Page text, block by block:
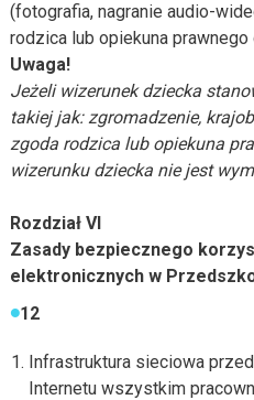
(fotografia, nagranie audio-
rodzica lub opiekuna prawnego
Uwaga!
Jeżeli wizerunek dziecka
takiej jak: zgromadzenie,
zgoda rodzica lub opiekuna
wizerunku dziecka nie jest
Rozdział VI
Zasady bezpiecznego
elektronicznych w
12
Infrastruktura sieciowa
Internetu wszystkim